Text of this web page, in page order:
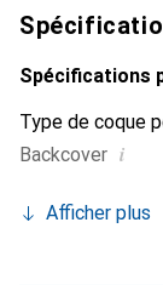
fiable pour une
Spécifications
Type de coque
Backcover i
Afficher plus